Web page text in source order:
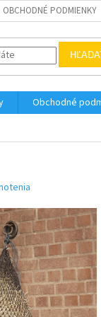
OBCHODNÉ PODMIENKY
Obchodné